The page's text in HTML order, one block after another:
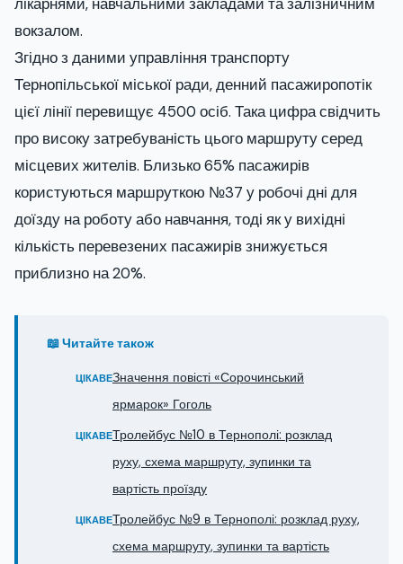
вокзалом.
Згідно з даними управління транспорту
Тернопільської міської ради, денний пасажиропотік
цієї лінії перевищує 4500 осіб. Така цифра свідчить
про високу затребуваність цього маршруту серед
місцевих жителів. Близько 65% пасажирів
користуються маршруткою №37 у робочі дні для
доїзду на роботу або навчання, тоді як у вихідні
кількість перевезених пасажирів знижується
приблизно на 20%.
📖 Читайте також
ЦІКАВЕЗначення повісті «Сорочинський
ярмарок» Гоголь
ЦІКАВЕТролейбус №10 в Тернополі: розклад
руху, схема маршруту, зупинки та
вартість проїзду
ЦІКАВЕТролейбус №9 в Тернополі: розклад руху,
схема маршруту, зупинки та вартість